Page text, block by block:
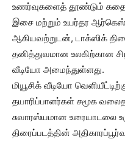
உணர்வுகளைத் தூண்டும்
இசை மற்றும் உயர்தர
ஆகியவற்றுடன், டாக்ஸிக்
தனித்துவமான உலகிற்கான
வீடியோ அமைந்துள்ளது.
மியூசிக் வீடியோ
தயாரிப்பாளர்கள் சமூக
சுவாரஸ்யமான உரையாடலை
திரைப்படத்தின்